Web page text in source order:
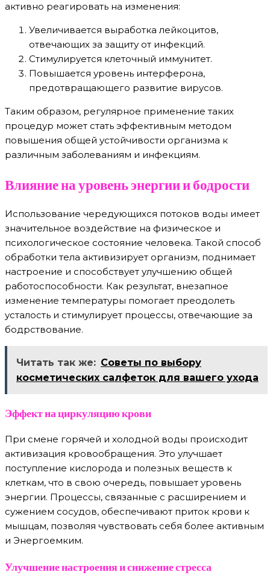
активно реагировать на изменения:
Увеличивается выработка лейкоцитов,
отвечающих за защиту от инфекций.
Стимулируется клеточный иммунитет.
Повышается уровень интерферона,
предотвращающего развитие вирусов.
Таким образом, регулярное применение таких
процедур может стать эффективным методом
повышения общей устойчивости организма к
различным заболеваниям и инфекциям.
Влияние на уровень энергии и бодрости
Использование чередующихся потоков воды имеет
значительное воздействие на физическое и
психологическое состояние человека. Такой способ
обработки тела активизирует организм, поднимает
настроение и способствует улучшению общей
работоспособности. Как результат, внезапное
изменение температуры помогает преодолеть
усталость и стимулирует процессы, отвечающие за
бодрствование.
Читать так же: Советы по выбору
косметических салфеток для вашего ухода
Эффект на циркуляцию крови
При смене горячей и холодной воды происходит
активизация кровообращения. Это улучшает
поступление кислорода и полезных веществ к
клеткам, что в свою очередь, повышает уровень
энергии. Процессы, связанные с расширением и
сужением сосудов, обеспечивают приток крови к
мышцам, позволяя чувствовать себя более активным
и Энергоемким.
Улучшение настроения и снижение стресса